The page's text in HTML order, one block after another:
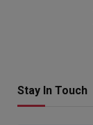
Stay In Touch